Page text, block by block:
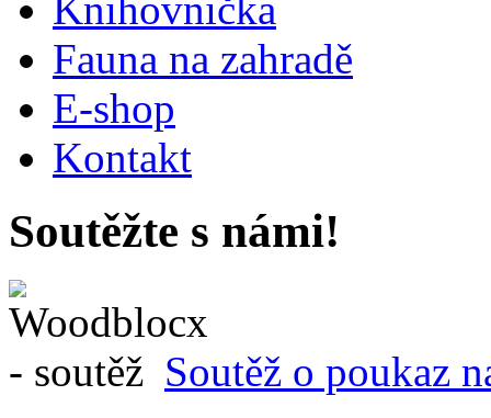
Knihovnička
Fauna na zahradě
E-shop
Kontakt
Soutěžte s námi!
Soutěž o poukaz